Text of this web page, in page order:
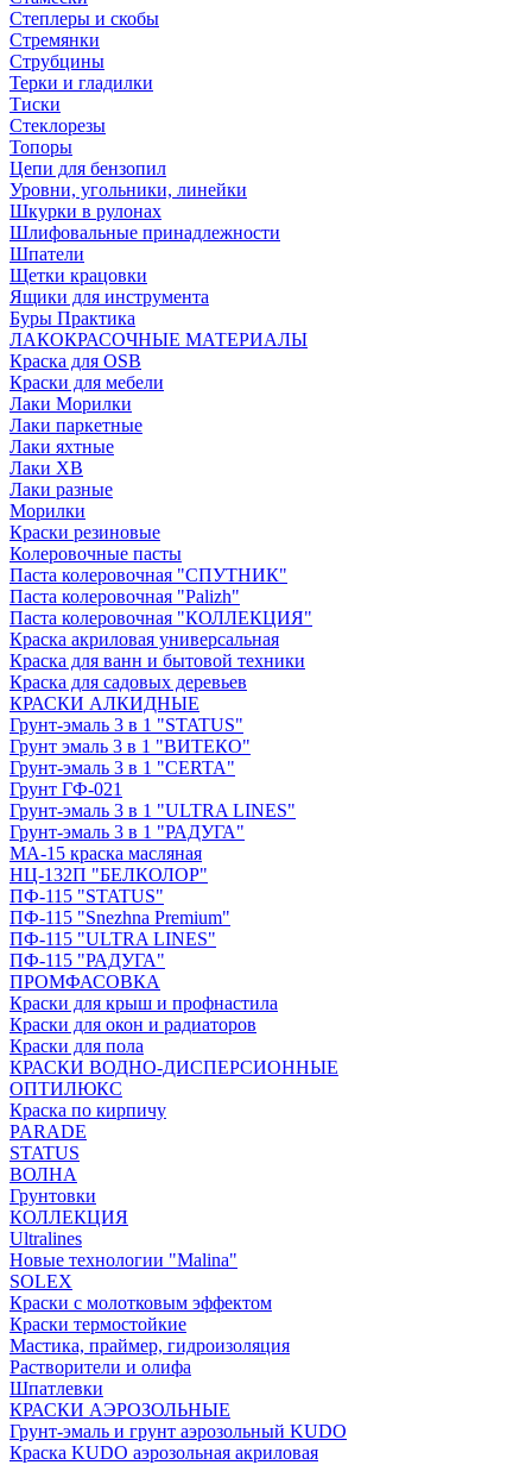
Степлеры и скобы
Стремянки
Струбцины
Терки и гладилки
Тиски
Стеклорезы
Топоры
Цепи для бензопил
Уровни, угольники, линейки
Шкурки в рулонах
Шлифовальные принадлежности
Шпатели
Щетки крацовки
Ящики для инструмента
Буры Практика
ЛАКОКРАСОЧНЫЕ МАТЕРИАЛЫ
Краска для OSB
Краски для мебели
Лаки Морилки
Лаки паркетные
Лаки яхтные
Лаки ХВ
Лаки разные
Морилки
Краски резиновые
Колеровочные пасты
Паста колеровочная "СПУТНИК"
Паста колеровочная "Palizh"
Паста колеровочная "КОЛЛЕКЦИЯ"
Краска акриловая универсальная
Краска для ванн и бытовой техники
Краска для садовых деревьев
КРАСКИ АЛКИДНЫЕ
Грунт-эмаль 3 в 1 "STATUS"
Грунт эмаль 3 в 1 "ВИТЕКО"
Грунт-эмаль 3 в 1 "CERTA"
Грунт ГФ-021
Грунт-эмаль 3 в 1 "ULTRA LINES"
Грунт-эмаль 3 в 1 "РАДУГА"
МА-15 краска масляная
НЦ-132П "БЕЛКОЛОР"
ПФ-115 "STATUS"
ПФ-115 "Snezhna Premium"
ПФ-115 "ULTRA LINES"
ПФ-115 "РАДУГА"
ПРОМФАСОВКА
Краски для крыш и профнастила
Краски для окон и радиаторов
Краски для пола
КРАСКИ ВОДНО-ДИСПЕРСИОННЫЕ
ОПТИЛЮКС
Краска по кирпичу
PARADE
STATUS
ВОЛНА
Грунтовки
КОЛЛЕКЦИЯ
Ultralines
Новые технологии "Malina"
SOLEX
Краски с молотковым эффектом
Краски термостойкие
Мастика, праймер, гидроизоляция
Растворители и олифа
Шпатлевки
КРАСКИ АЭРОЗОЛЬНЫЕ
Грунт-эмаль и грунт аэрозольный KUDO
Краска KUDO аэрозольная акриловая